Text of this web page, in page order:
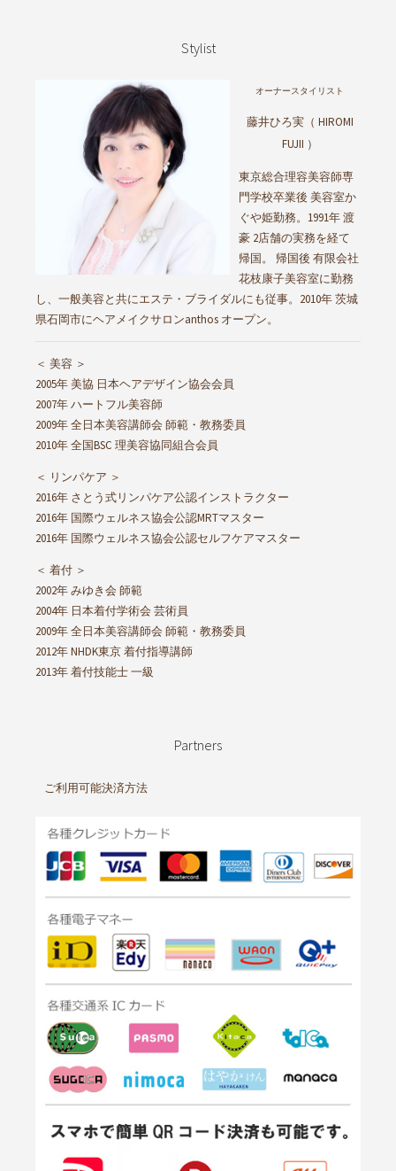
Stylist
オーナースタイリスト
藤井ひろ実（ HIROMI
FUJII ）
東京総合理容美容師専
門学校卒業後 美容室か
ぐや姫勤務。1991年 渡
豪 2店舗の実務を経て
帰国。 帰国後 有限会社
花枝康子美容室に勤務
し、一般美容と共にエステ・ブライダルにも従事。2010年 茨城
県石岡市にヘアメイクサロンanthos オープン。
＜ 美容 ＞
2005年 美協 日本ヘアデザイン協会会員
2007年 ハートフル美容師
2009年 全日本美容講師会 師範・教務委員
2010年 全国BSC 理美容協同組合会員
＜ リンパケア ＞
2016年 さとう式リンパケア公認インストラクター
2016年 国際ウェルネス協会公認MRTマスター
2016年 国際ウェルネス協会公認セルフケアマスター
＜ 着付 ＞
2002年 みゆき会 師範
2004年 日本着付学術会 芸術員
2009年 全日本美容講師会 師範・教務委員
2012年 NHDK東京 着付指導講師
2013年 着付技能士 一級
Partners
ご利用可能決済方法